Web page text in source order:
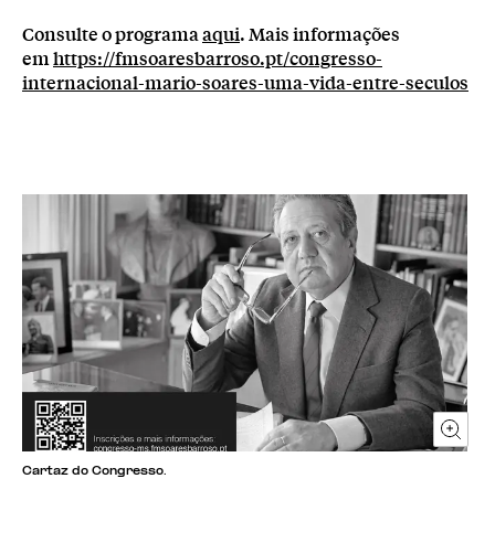
Consulte o programaaqui. Mais informações
emhttps://fmsoaresbarroso.pt/congresso-
internacional-mario-soares-uma-vida-entre-seculos
Cartaz do Congresso.